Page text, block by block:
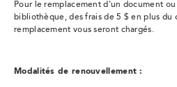
Pour le remplacement d'un document
bibliothèque, des frais de 5 $ en plus du
remplacement vous seront chargés.
Modalités de renouvellement :